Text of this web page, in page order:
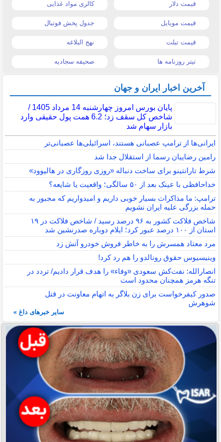
قیمت دلار کالری مواد غذایی
قیمت موبایل جدول پخش فوتبال
قیمت تبلت نهج البلاغه
تیتر روزنامه ها صحیفه سجادیه
آخرین اخبار ایران و جهان
پایان بورس امروز چهارشنبه 14 مرداد 1405 /
شاخص کل سقف زد؛ 6.2 همت پول حقیقی وارد
بازار سهام شد
ایرانی‌ها از ترامپ عصبانی هستند، اسرائیلی‌ها عصبانی‌تر
رامین رضاییان رسما از استقلال جدا شد
شرط تارانتینو برای ساخت دنباله «روزی روزگاری در هالیوود»
خداحافظی با عینک بعد از ۵۰ سالگی؛ واقعیت یا شایعه؟
ترامپ: ما مذاکرات بسیار خوبی داریم و امیدواریم که مجبور به
حمله بزرگی علیه ایران نشویم
شاخص فلاکت کشور به ۹۶ درصد رسید / شاخص فلاکت در ۱۹
استان از ۱۰۰ درصد عبور کرد؛ ایلام دوباره صدرنشین شد
مرد معتاد همسرش را به خاطر فروش خودرو آتش زد
وینیسیوس حقوق رونالدو را هم رد کرد!
انصارالله: نفت‌کش سعودی «وفاء» را هدف قرار دادیم/ تردد در
تنگه هرمز همچنان محدود است
صدور کیفرخواست برای زن بلاگر به اتهام معاونت در قتل
شوهرش
سایر خبرهای داغ »